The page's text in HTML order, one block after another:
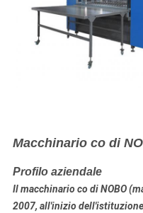
Macchinario co di
Profilo aziendale
Il macchinario co di NOBO
2007, all'inizio